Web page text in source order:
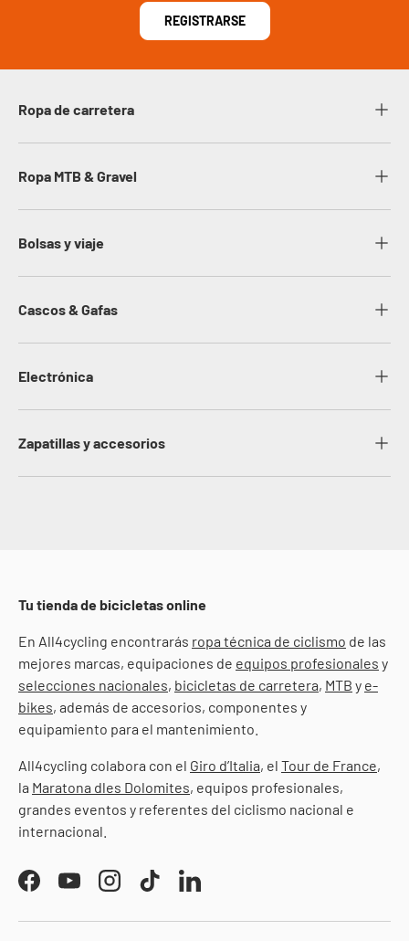
REGISTRARSE
Ropa de carretera
Ropa MTB & Gravel
Bolsas y viaje
Cascos & Gafas
Electrónica
Zapatillas y accesorios
Tu tienda de bicicletas online
En All4cycling encontrarás ropa técnica de ciclismo de las
mejores marcas, equipaciones de equipos profesionales y
selecciones nacionales, bicicletas de carretera, MTB y e-
bikes, además de accesorios, componentes y
equipamiento para el mantenimiento.
All4cycling colabora con el Giro d’Italia, el Tour de France,
la Maratona dles Dolomites, equipos profesionales,
grandes eventos y referentes del ciclismo nacional e
internacional.
FacebookYouTubeInstagramTikTokLinkedIn